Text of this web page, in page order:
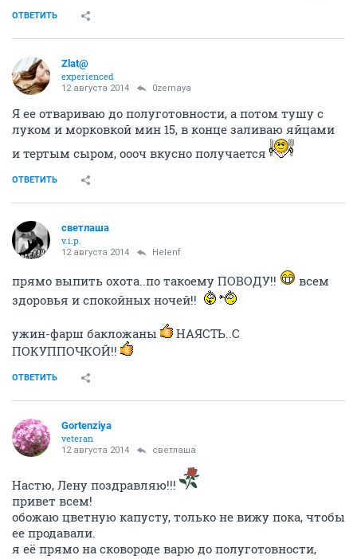
ОТВЕТИТЬ
Zlat@
experienced
12 августа 2014 0zernaya
Я ее отвариваю до полуготовности, а потом тушу с
луком и морковкой мин 15, в конце заливаю яйцами
и тертым сыром, оооч вкусно получается
ОТВЕТИТЬ
светлаша
v.i.p.
12 августа 2014 Helenf
прямо выпить охота..по такоему ПОВОДУ!!
всем
здоровья и спокойных ночей!!
ужин-фарш бакложаны
НАЯСТЬ..С
ПОКУППОЧКОЙ!!
ОТВЕТИТЬ
Gortenziya
veteran
12 августа 2014 светлаша
Настю, Лену поздравляю!!!
привет всем!
обожаю цветную капусту, только не вижу пока, чтобы
ее продавали.
я её прямо на сковороде варю до полуготовности,